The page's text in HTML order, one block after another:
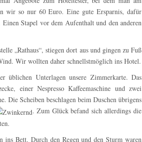
wir so nur 60 Euro. Eine gute Ersparnis, dafür
Stapel vor dem Aufenthalt und den anderen
„Rathaus“, stiegen dort aus und gingen zu Fuß
Wir wollten daher schnellstmöglich ins Hotel.
üblichen Unterlagen unsere Zimmerkarte. Das
einer Nespresso Kaffeemaschine und zwei
Die Scheiben beschlagen beim Duschen übrigens
. Zum Glück befand sich allerdings die
ins Bett. Durch den Regen und den Sturm waren